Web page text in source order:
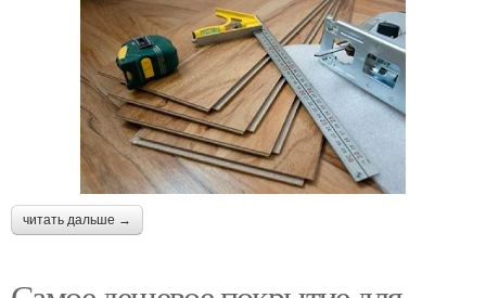
читать дальше →